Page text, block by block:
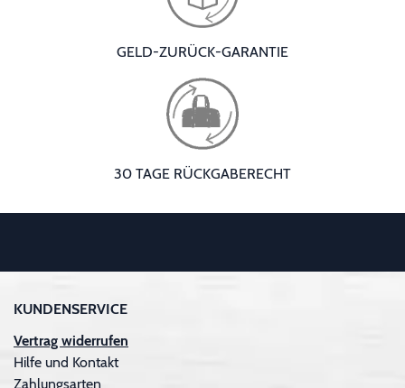
GELD-ZURÜCK-GARANTIE
30 TAGE RÜCKGABERECHT
KUNDENSERVICE
Vertrag widerrufen
Hilfe und Kontakt
Zahlungsarten